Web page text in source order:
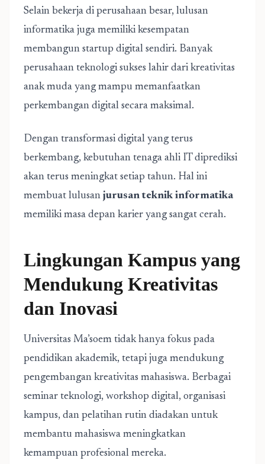
Selain bekerja di perusahaan besar, lulusan
informatika juga memiliki kesempatan
membangun startup digital sendiri. Banyak
perusahaan teknologi sukses lahir dari kreativitas
anak muda yang mampu memanfaatkan
perkembangan digital secara maksimal.
Dengan transformasi digital yang terus
berkembang, kebutuhan tenaga ahli IT diprediksi
akan terus meningkat setiap tahun. Hal ini
membuat lulusan jurusan teknik informatika
memiliki masa depan karier yang sangat cerah.
Lingkungan Kampus yang
Mendukung Kreativitas
dan Inovasi
Universitas Ma’soem tidak hanya fokus pada
pendidikan akademik, tetapi juga mendukung
pengembangan kreativitas mahasiswa. Berbagai
seminar teknologi, workshop digital, organisasi
kampus, dan pelatihan rutin diadakan untuk
membantu mahasiswa meningkatkan
kemampuan profesional mereka.